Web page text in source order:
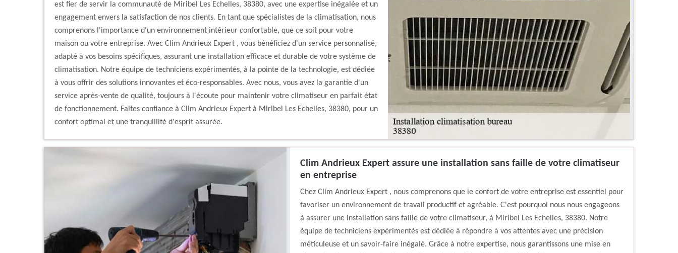
est fier de servir la communauté de Miribel Les Echelles, 38380, avec une expertise inégalée et un
engagement envers la satisfaction de nos clients. En tant que spécialistes de la climatisation, nous
comprenons l'importance d'un environnement intérieur confortable, que ce soit pour votre
maison ou votre entreprise. Avec Clim Andrieux Expert , vous bénéficiez d'un service personnalisé,
adapté à vos besoins spécifiques, assurant une installation efficace et durable de votre système de
climatisation. Notre équipe de techniciens expérimentés, à la pointe de la technologie, est dédiée
à vous offrir des solutions innovantes et éco-responsables. Avec nous, vous avez la garantie d'un
service après-vente de qualité, toujours à l'écoute pour maintenir votre climatiseur en parfait état
de fonctionnement. Faites confiance à Clim Andrieux Expert à Miribel Les Echelles, 38380, pour un
confort optimal et une tranquillité d'esprit assurée.
Clim Andrieux Expert assure une installation sans faille de votre climatiseur
en entreprise
Chez Clim Andrieux Expert , nous comprenons que le confort de votre entreprise est essentiel pour
favoriser un environnement de travail productif et agréable. C'est pourquoi nous nous engageons
à assurer une installation sans faille de votre climatiseur, à Miribel Les Echelles, 38380. Notre
équipe de techniciens expérimentés est dédiée à répondre à vos attentes avec une précision
méticuleuse et un savoir-faire inégalé. Grâce à notre expertise, nous garantissons une mise en